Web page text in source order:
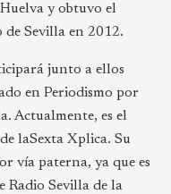
y obtuvo el
Sevilla en 2012.
junto a ellos
en Periodismo por
Actualmente, es el
laSexta Xplica. Su
vía paterna, ya que es
Radio Sevilla de la